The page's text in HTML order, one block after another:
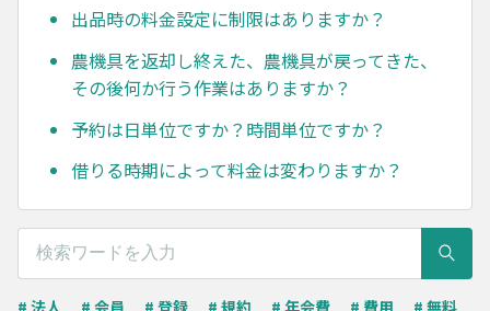
出品時の料金設定に制限はありますか？
農機具を返却し終えた、農機具が戻ってきた、
その後何か行う作業はありますか？
予約は日単位ですか？時間単位ですか？
借りる時期によって料金は変わりますか？
# 法人 # 会員 # 登録 # 規約 # 年会費 # 費用 # 無料